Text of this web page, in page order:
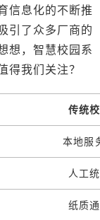
信息化的不断推
引了众多厂商的
想，智慧校园系
得我们关注？
传统
本地服
人工
纸质